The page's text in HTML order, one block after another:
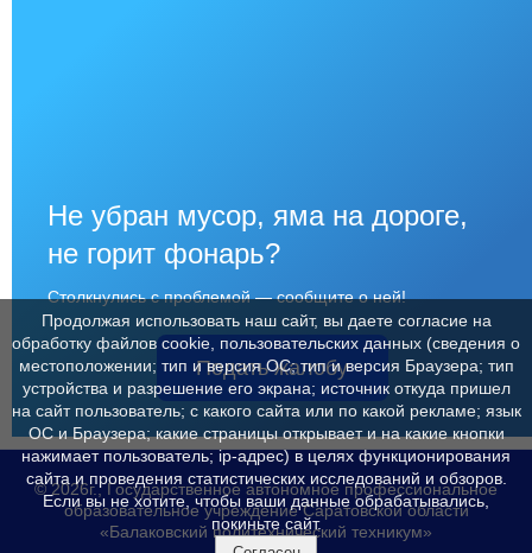
Не убран мусор, яма на дороге,
не горит фонарь?
Столкнулись с проблемой — сообщите о ней!
Подать жалобу
© 2026г., Государственное автономное профессиональное
образовательное учреждение Саратовской области
«Балаковский политехнический техникум»
Продолжая использовать наш сайт, вы даете согласие на
обработку файлов cookie, пользовательских данных (сведения о
местоположении; тип и версия ОС; тип и версия Браузера; тип
устройства и разрешение его экрана; источник откуда пришел
на сайт пользователь; с какого сайта или по какой рекламе; язык
ОС и Браузера; какие страницы открывает и на какие кнопки
нажимает пользователь; ip-адрес) в целях функционирования
сайта и проведения статистических исследований и обзоров.
Если вы не хотите, чтобы ваши данные обрабатывались,
покиньте сайт.